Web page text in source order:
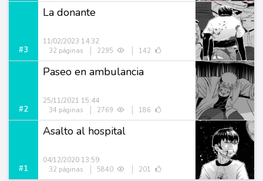
#3
La donante
11/02/2023 14:32
32 páginas 2295 142
#2
Paseo en ambulancia
25/11/2021 15:44
34 páginas 2769 186
#1
Asalto al hospital
04/12/2020 13:59
32 páginas 5840 201